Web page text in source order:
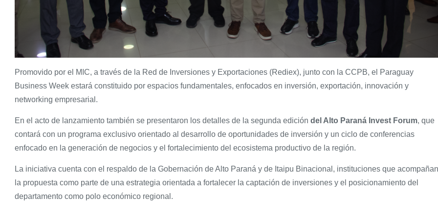
Promovido por el MIC, a través de la Red de Inversiones y Exportaciones (Rediex), junto con la CCPB, el Paraguay
Business Week estará constituido por espacios fundamentales, enfocados en inversión, exportación, innovación y
networking empresarial.
En el acto de lanzamiento también se presentaron los detalles de la segunda edición del Alto Paraná Invest Forum, que
contará con un programa exclusivo orientado al desarrollo de oportunidades de inversión y un ciclo de conferencias
enfocado en la generación de negocios y el fortalecimiento del ecosistema productivo de la región.
La iniciativa cuenta con el respaldo de la Gobernación de Alto Paraná y de Itaipu Binacional, instituciones que acompañan
la propuesta como parte de una estrategia orientada a fortalecer la captación de inversiones y el posicionamiento del
departamento como polo económico regional.